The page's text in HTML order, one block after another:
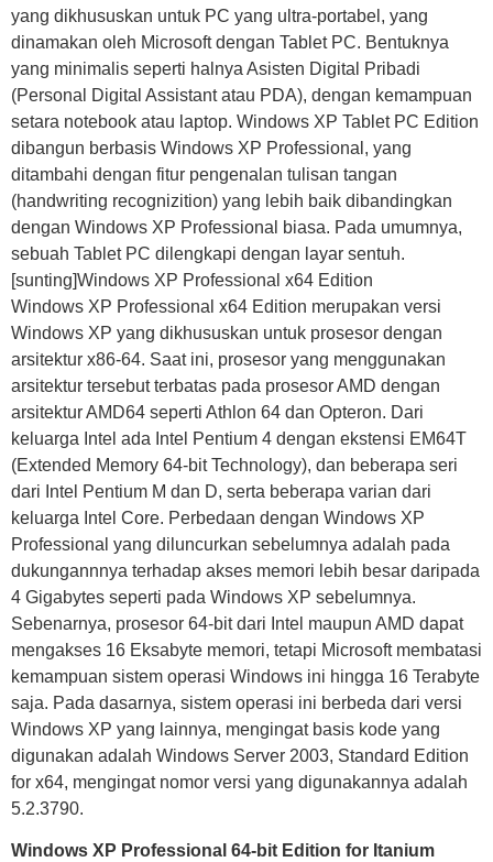
yang dikhususkan untuk PC yang ultra-portabel, yang
dinamakan oleh Microsoft dengan Tablet PC. Bentuknya
yang minimalis seperti halnya Asisten Digital Pribadi
(Personal Digital Assistant atau PDA), dengan kemampuan
setara notebook atau laptop. Windows XP Tablet PC Edition
dibangun berbasis Windows XP Professional, yang
ditambahi dengan fitur pengenalan tulisan tangan
(handwriting recognizition) yang lebih baik dibandingkan
dengan Windows XP Professional biasa. Pada umumnya,
sebuah Tablet PC dilengkapi dengan layar sentuh.
[sunting]Windows XP Professional x64 Edition
Windows XP Professional x64 Edition merupakan versi
Windows XP yang dikhususkan untuk prosesor dengan
arsitektur x86-64. Saat ini, prosesor yang menggunakan
arsitektur tersebut terbatas pada prosesor AMD dengan
arsitektur AMD64 seperti Athlon 64 dan Opteron. Dari
keluarga Intel ada Intel Pentium 4 dengan ekstensi EM64T
(Extended Memory 64-bit Technology), dan beberapa seri
dari Intel Pentium M dan D, serta beberapa varian dari
keluarga Intel Core. Perbedaan dengan Windows XP
Professional yang diluncurkan sebelumnya adalah pada
dukungannnya terhadap akses memori lebih besar daripada
4 Gigabytes seperti pada Windows XP sebelumnya.
Sebenarnya, prosesor 64-bit dari Intel maupun AMD dapat
mengakses 16 Eksabyte memori, tetapi Microsoft membatasi
kemampuan sistem operasi Windows ini hingga 16 Terabyte
saja. Pada dasarnya, sistem operasi ini berbeda dari versi
Windows XP yang lainnya, mengingat basis kode yang
digunakan adalah Windows Server 2003, Standard Edition
for x64, mengingat nomor versi yang digunakannya adalah
5.2.3790.
Windows XP Professional 64-bit Edition for Itanium